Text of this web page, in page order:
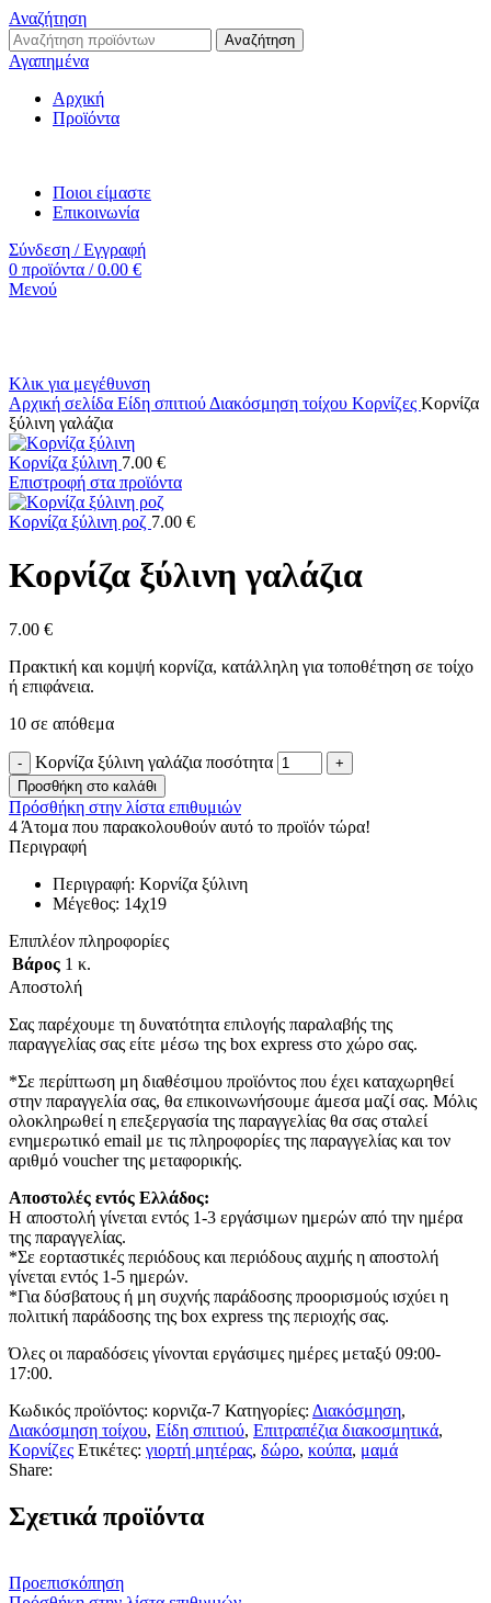
Αναζήτηση
Αναζήτηση
Αγαπημένα
Αρχική
Προϊόντα
Ποιοι είμαστε
Επικοινωνία
Σύνδεση / Εγγραφή
0 προϊόντα / 0.00 €
Μενού
Κλικ για μεγέθυνση
Αρχική σελίδα Είδη σπιτιού Διακόσμηση τοίχου Κορνίζες Κορνίζα
ξύλινη γαλάζια
Κορνίζα ξύλινη 7.00 €
Επιστροφή στα προϊόντα
Κορνίζα ξύλινη ροζ 7.00 €
Κορνίζα ξύλινη γαλάζια
7.00 €
Πρακτική και κομψή κορνίζα, κατάλληλη για τοποθέτηση σε τοίχο
ή επιφάνεια.
10 σε απόθεμα
Κορνίζα ξύλινη γαλάζια ποσότητα
Προσθήκη στο καλάθι
Πρόσθήκη στην λίστα επιθυμιών
4 Άτομα που παρακολουθούν αυτό το προϊόν τώρα!
Περιγραφή
Περιγραφή: Κορνίζα ξύλινη
Μέγεθος: 14χ19
Επιπλέον πληροφορίες
Βάρος 1 κ.
Αποστολή
Σας παρέχουμε τη δυνατότητα επιλογής παραλαβής της
παραγγελίας σας είτε μέσω της box express στο χώρο σας.
*Σε περίπτωση μη διαθέσιμου προϊόντος που έχει καταχωρηθεί
στην παραγγελία σας, θα επικοινωνήσουμε άμεσα μαζί σας. Μόλις
ολοκληρωθεί η επεξεργασία της παραγγελίας θα σας σταλεί
ενημερωτικό email με τις πληροφορίες της παραγγελίας και τον
αριθμό voucher της μεταφορικής.
Αποστολές εντός Ελλάδος:
Η αποστολή γίνεται εντός 1-3 εργάσιμων ημερών από την ημέρα
της παραγγελίας.
*Σε εορταστικές περιόδους και περιόδους αιχμής η αποστολή
γίνεται εντός 1-5 ημερών.
*Για δύσβατους ή μη συχνής παράδοσης προορισμούς ισχύει η
πολιτική παράδοσης της box express της περιοχής σας.
Όλες οι παραδόσεις γίνονται εργάσιμες ημέρες μεταξύ 09:00-
17:00.
Κωδικός προϊόντος: κορνιζα-7 Κατηγορίες: Διακόσμηση,
Διακόσμηση τοίχου, Είδη σπιτιού, Επιτραπέζια διακοσμητικά,
Κορνίζες Ετικέτες: γιορτή μητέρας, δώρο, κούπα, μαμά
Share:
Σχετικά προϊόντα
Προεπισκόπηση